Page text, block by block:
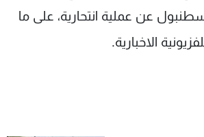
عن عملية انتحارية، على ما
الاخبارية.